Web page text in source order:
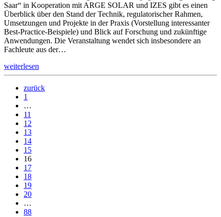
Saar“ in Kooperation mit ARGE SOLAR und IZES gibt es einen
Überblick über den Stand der Technik, regulatorischer Rahmen,
Umsetzungen und Projekte in der Praxis (Vorstellung interessanter
Best-Practice-Beispiele) und Blick auf Forschung und zukünftige
Anwendungen. Die Veranstaltung wendet sich insbesondere an
Fachleute aus der…
weiterlesen
zurück
1
…
11
12
13
14
15
16
17
18
19
20
…
88